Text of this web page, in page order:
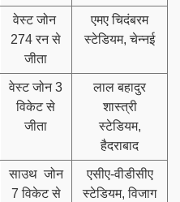
वेस्ट जोन
274 रन से
जीता
एमए चिदंबरम
स्टेडियम, चेन्नई
वेस्ट जोन 3
विकेट से
जीता
लाल बहादुर
शास्त्री
स्टेडियम,
हैदराबाद
साउथ जोन
7 विकेट से
एसीए-वीडीसीए
स्टेडियम, विजाग